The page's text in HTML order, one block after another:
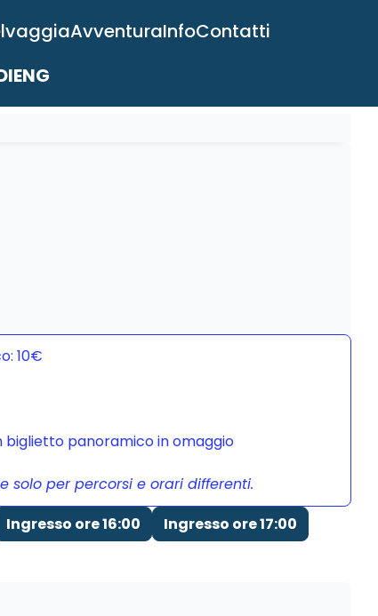
AvventuraInfoContatti
ENG
10€
panoramico in omaggio
solo per percorsi e orari differenti.
Ingresso ore 16:00
Ingresso ore 17:00